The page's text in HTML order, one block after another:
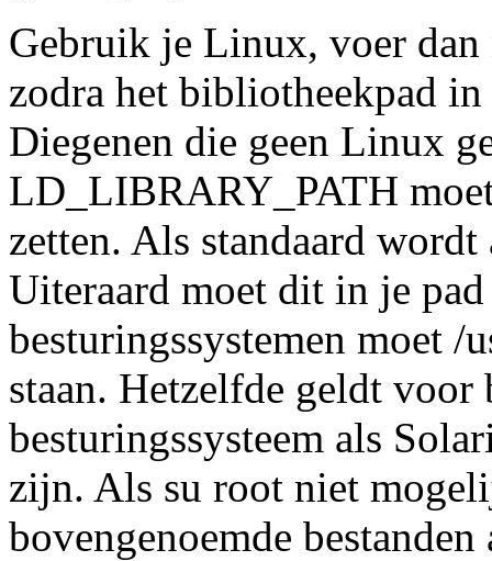
Gebruik je Linux, voer
zodra het bibliotheekpad
Diegenen die geen Linux
LD_LIBRARY_PATH
zetten. Als standaard
Uiteraard moet dit in je
besturingssystemen moet /
staan. Hetzelfde geldt
besturingssysteem als
zijn. Als su root niet
bovengenoemde